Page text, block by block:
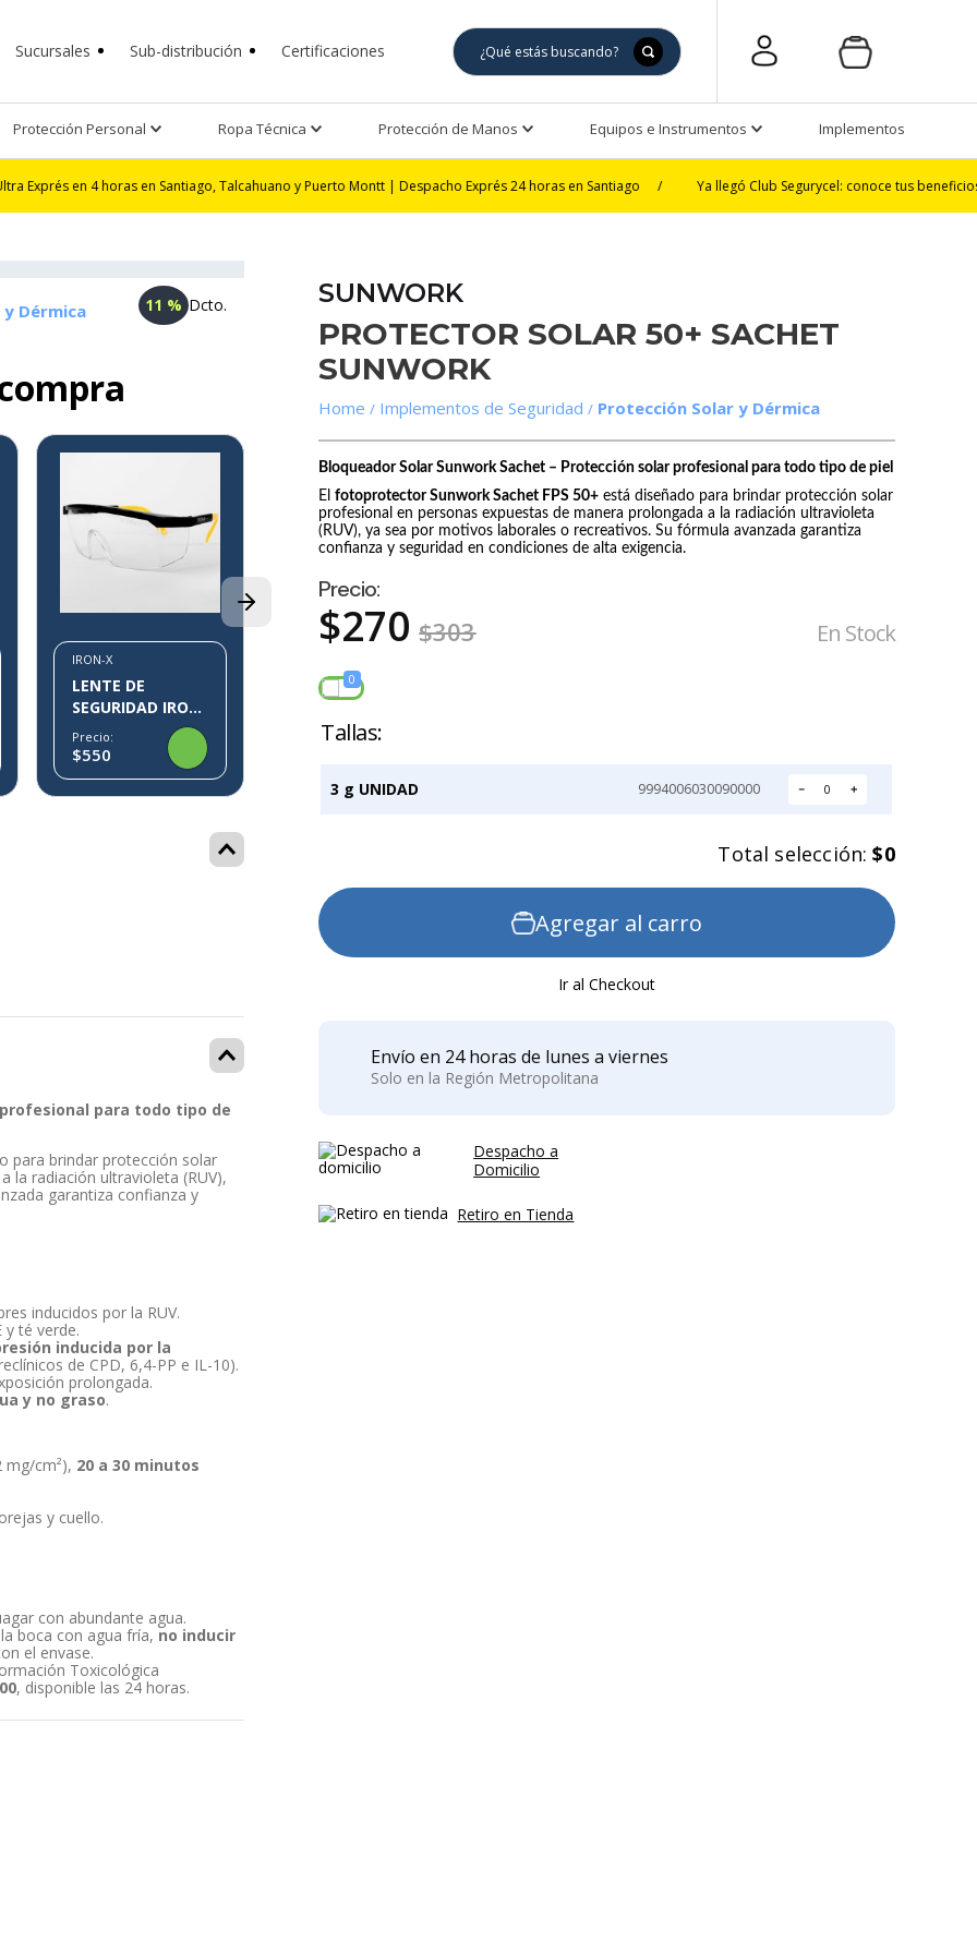
Sucursales Sub-distribución Certificaciones
Protección Personal Ropa Técnica Protección de Manos Equipos e Instrumentos Implementos de
4 horas en Santiago, Talcahuano y Puerto Montt | Despacho Exprés 24 horas en Santiago Ya llegó Club Segurycel: conoce tus beneficios / 3
11 % Dcto.
Dérmica
IRON-X
LENTE DE
SEGURIDAD IRON-
X IX07
Precio:
$550
8%
IRON-X
LENTE DE
X IX10
Precio:
$1.554$1.700
IRON-X
GUANTE IGX 500
NOVAX
GUANTE
para todo tipo de
para brindar protección solar
la radiación ultravioleta (RUV),
garantiza confianza y
inducidos por la RUV.
y té verde.
inducida por la
de CPD, 6,4-PP e IL-10).
prolongada.
y no graso.
mg/cm²), 20 a 30 minutos
y cuello.
con abundante agua.
boca con agua fría,no inducir
el envase.
Toxicológica
, disponible las 24 horas.
SUNWORK
PROTECTOR SOLAR 50+ SACHET
SUNWORK
Implementos de Seguridad Protección Solar y Dérmica
Bloqueador Solar Sunwork Sachet – Protección solar profesional para todo tipo de piel
Elfotoprotector Sunwork Sachet FPS 50+ está diseñado para brindar protección solar
profesional en personas expuestas de manera prolongada a la radiación ultravioleta
(RUV), ya sea por motivos laborales o recreativos. Su fórmula avanzada garantiza
confianza y seguridad en condiciones de alta exigencia.
Precio:
$270 $303 En Stock
0
3 g UNIDAD 9994006030090000 ＋
－
Total selección: $0
Agregar al carro
Ir al Checkout
Envío en 24 horas de lunes a viernes
Solo en la Región Metropolitana
Despacho a
Domicilio
Retiro en Tienda